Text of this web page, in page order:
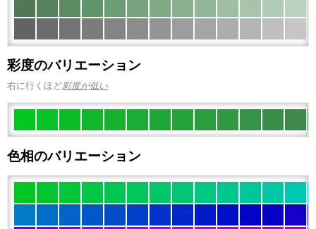
彩度のバリエーション
右に行くほど彩度が低い
色相のバリエーション